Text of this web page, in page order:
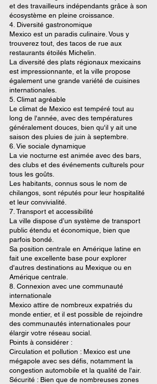
et des travailleurs indépendants grâce à son
écosystème en pleine croissance.
4. Diversité gastronomique
Mexico est un paradis culinaire. Vous y
trouverez tout, des tacos de rue aux
restaurants étoilés Michelin.
La diversité des plats régionaux mexicains
est impressionnante, et la ville propose
également une grande variété de cuisines
internationales.
5. Climat agréable
Le climat de Mexico est tempéré tout au
long de l'année, avec des températures
généralement douces, bien qu'il y ait une
saison des pluies de juin à septembre.
6. Vie sociale dynamique
La vie nocturne est animée avec des bars,
des clubs et des événements culturels pour
tous les goûts.
Les habitants, connus sous le nom de
chilangos, sont réputés pour leur hospitalité
et leur convivialité.
7. Transport et accessibilité
La ville dispose d’un système de transport
public étendu et économique, bien que
parfois bondé.
Sa position centrale en Amérique latine en
fait une excellente base pour explorer
d'autres destinations au Mexique ou en
Amérique centrale.
8. Connexion avec une communauté
internationale
Mexico attire de nombreux expatriés du
monde entier, et il est possible de rejoindre
des communautés internationales pour
élargir votre réseau social.
Points à considérer :
Circulation et pollution : Mexico est une
mégapole avec ses défis, notamment la
congestion automobile et la qualité de l'air.
Sécurité : Bien que de nombreuses zones